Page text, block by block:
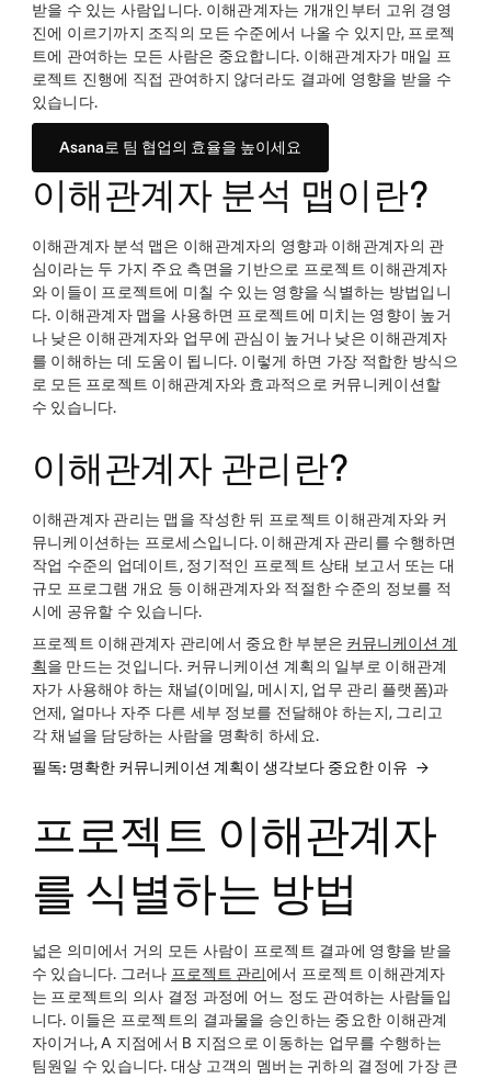
받을 수 있는 사람입니다. 이해관계자는 개개인부터 고위 경영
진에 이르기까지 조직의 모든 수준에서 나올 수 있지만, 프로젝
트에 관여하는 모든 사람은 중요합니다. 이해관계자가 매일 프
로젝트 진행에 직접 관여하지 않더라도 결과에 영향을 받을 수
있습니다.
Asana로 팀 협업의 효율을 높이세요
이해관계자 분석 맵이란?
이해관계자 분석 맵은 이해관계자의 영향과 이해관계자의 관
심이라는 두 가지 주요 측면을 기반으로 프로젝트 이해관계자
와 이들이 프로젝트에 미칠 수 있는 영향을 식별하는 방법입니
다. 이해관계자 맵을 사용하면 프로젝트에 미치는 영향이 높거
나 낮은 이해관계자와 업무에 관심이 높거나 낮은 이해관계자
를 이해하는 데 도움이 됩니다. 이렇게 하면 가장 적합한 방식으
로 모든 프로젝트 이해관계자와 효과적으로 커뮤니케이션할
수 있습니다.
이해관계자 관리란?
이해관계자 관리는 맵을 작성한 뒤 프로젝트 이해관계자와 커
뮤니케이션하는 프로세스입니다. 이해관계자 관리를 수행하면
작업 수준의 업데이트, 정기적인 프로젝트 상태 보고서 또는 대
규모 프로그램 개요 등 이해관계자와 적절한 수준의 정보를 적
시에 공유할 수 있습니다.
프로젝트 이해관계자 관리에서 중요한 부분은 커뮤니케이션 계
획을 만드는 것입니다. 커뮤니케이션 계획의 일부로 이해관계
자가 사용해야 하는 채널(이메일, 메시지, 업무 관리 플랫폼)과
언제, 얼마나 자주 다른 세부 정보를 전달해야 하는지, 그리고
각 채널을 담당하는 사람을 명확히 하세요.
필독: 명확한 커뮤니케이션 계획이 생각보다 중요한 이유
프로젝트 이해관계자
를 식별하는 방법
넓은 의미에서 거의 모든 사람이 프로젝트 결과에 영향을 받을
수 있습니다. 그러나 프로젝트 관리에서 프로젝트 이해관계자
는 프로젝트의 의사 결정 과정에 어느 정도 관여하는 사람들입
니다. 이들은 프로젝트의 결과물을 승인하는 중요한 이해관계
자이거나, A 지점에서 B 지점으로 이동하는 업무를 수행하는
팀원일 수 있습니다. 대상 고객의 멤버는 귀하의 결정에 가장 큰